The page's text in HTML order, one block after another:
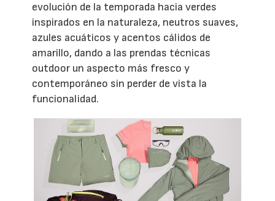
evolución de la temporada hacia verdes
inspirados en la naturaleza, neutros suaves,
azules acuáticos y acentos cálidos de
amarillo, dando a las prendas técnicas
outdoor un aspecto más fresco y
contemporáneo sin perder de vista la
funcionalidad.